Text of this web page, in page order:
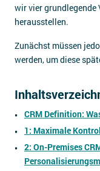
wir vier grundlegende
herausstellen.
Zunächst müssen
werden, um diese
CRM Definition:
1: Maximale
2: On-Premises